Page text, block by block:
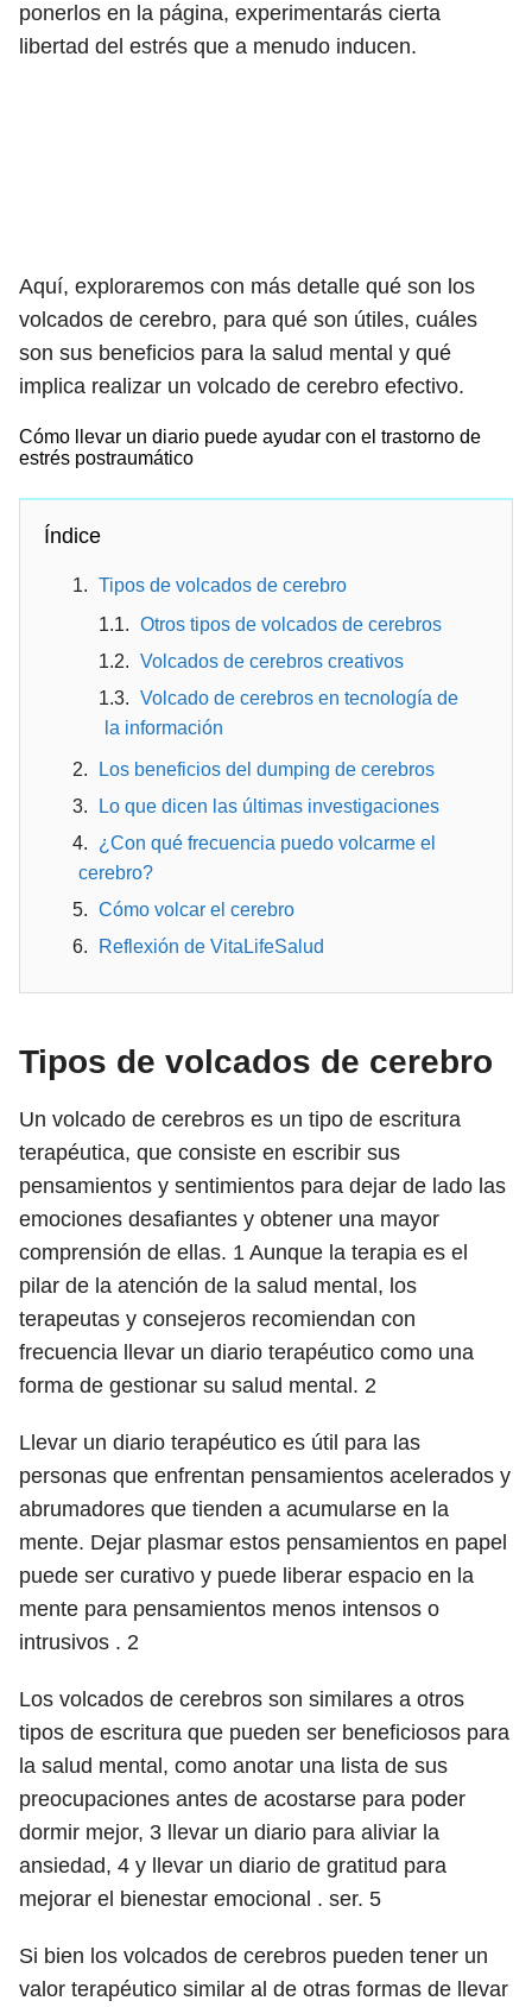
ponerlos en la página, experimentarás cierta
libertad del estrés que a menudo inducen.
Aquí, exploraremos con más detalle qué son los
volcados de cerebro, para qué son útiles, cuáles
son sus beneficios para la salud mental y qué
implica realizar un volcado de cerebro efectivo.
Cómo llevar un diario puede ayudar con el trastorno de
estrés postraumático
Índice
Tipos de volcados de cerebro
Otros tipos de volcados de cerebros
Volcados de cerebros creativos
Volcado de cerebros en tecnología de
la información
Los beneficios del dumping de cerebros
Lo que dicen las últimas investigaciones
¿Con qué frecuencia puedo volcarme el
cerebro?
Cómo volcar el cerebro
Reflexión de VitaLifeSalud
Tipos de volcados de cerebro
Un volcado de cerebros es un tipo de escritura
terapéutica, que consiste en escribir sus
pensamientos y sentimientos para dejar de lado las
emociones desafiantes y obtener una mayor
comprensión de ellas. 1 Aunque la terapia es el
pilar de la atención de la salud mental, los
terapeutas y consejeros recomiendan con
frecuencia llevar un diario terapéutico como una
forma de gestionar su salud mental. 2
Llevar un diario terapéutico es útil para las
personas que enfrentan pensamientos acelerados y
abrumadores que tienden a acumularse en la
mente. Dejar plasmar estos pensamientos en papel
puede ser curativo y puede liberar espacio en la
mente para pensamientos menos intensos o
intrusivos . 2
Los volcados de cerebros son similares a otros
tipos de escritura que pueden ser beneficiosos para
la salud mental, como anotar una lista de sus
preocupaciones antes de acostarse para poder
dormir mejor, 3 llevar un diario para aliviar la
ansiedad, 4 y llevar un diario de gratitud para
mejorar el bienestar emocional . ser. 5
Si bien los volcados de cerebros pueden tener un
valor terapéutico similar al de otras formas de llevar